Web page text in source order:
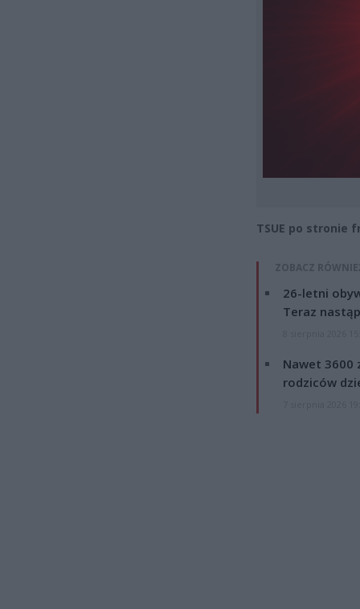
TSUE po stronie
ZOBACZ
26-letni
Teraz
Nawet 3600
rodziców